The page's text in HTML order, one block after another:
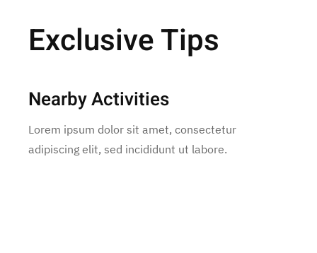
Exclusive Tips
Nearby Activities
Lorem ipsum dolor sit amet, consectetur
adipiscing elit, sed incididunt ut labore.